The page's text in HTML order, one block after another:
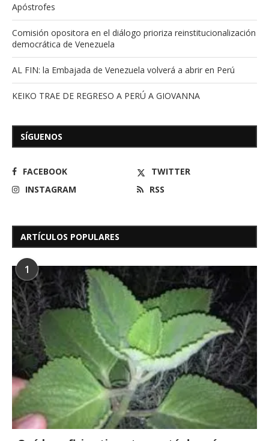
Apóstrofes
Comisión opositora en el diálogo prioriza reinstitucionalización
democrática de Venezuela
AL FIN: la Embajada de Venezuela volverá a abrir en Perú
KEIKO TRAE DE REGRESO A PERÚ A GIOVANNA
SÍGUENOS
FACEBOOK
TWITTER
INSTAGRAM
RSS
ARTÍCULOS POPULARES
1